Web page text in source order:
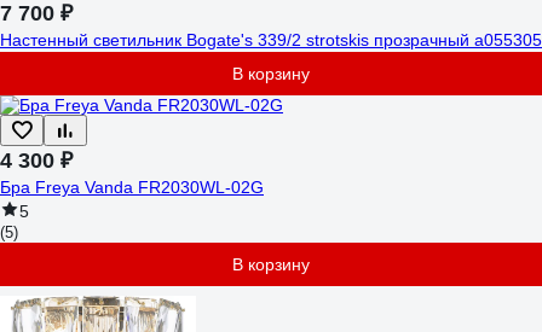
7 700 ₽
Настенный светильник Bogate's 339/2 strotskis прозрачный a055305
В корзину
4 300 ₽
Бра Freya Vanda FR2030WL-02G
5
(5)
В корзину